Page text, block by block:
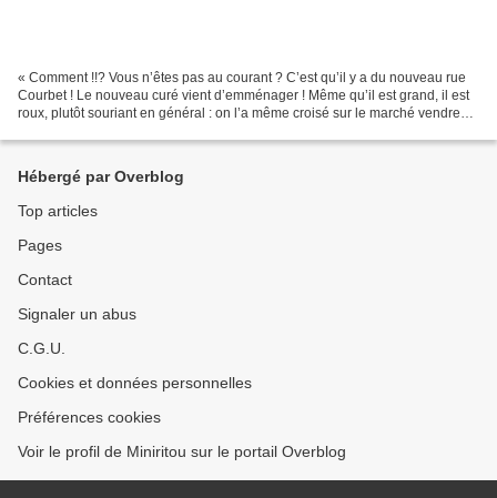
« Comment !!? Vous n’êtes pas au courant ? C’est qu’il y a du nouveau rue
Courbet ! Le nouveau curé vient d’emménager ! Même qu’il est grand, il est
roux, plutôt souriant en général : on l’a même croisé sur le marché vendredi
Hébergé par Overblog
Top articles
Pages
Contact
Signaler un abus
C.G.U.
Cookies et données personnelles
Préférences cookies
Voir le profil de Miniritou sur le portail Overblog